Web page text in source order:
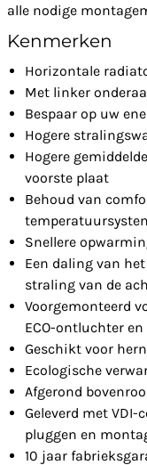
alle nodige
Kenmerken
Horizontale
Met linker
Bespaar op uw
Hogere
Hogere
voorste plaat
Behoud van
Snellere
Een daling van
straling van de
Voorgemonteerd
ECO-ontluchter
Geschikt voor
Ecologische
Afgerond
Geleverd met VDI-
pluggen en
10 jaar